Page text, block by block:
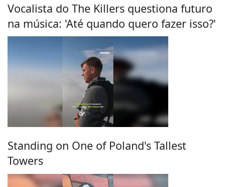
Vocalista do The Killers questiona futuro
na música: 'Até quando quero fazer isso?'
Standing on One of Poland's Tallest
Towers